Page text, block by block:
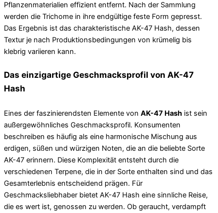
Pflanzenmaterialien effizient entfernt. Nach der Sammlung
werden die Trichome in ihre endgültige feste Form gepresst.
Das Ergebnis ist das charakteristische AK-47 Hash, dessen
Textur je nach Produktionsbedingungen von krümelig bis
klebrig variieren kann.
Das einzigartige Geschmacksprofil von AK-47
Hash
Eines der faszinierendsten Elemente von AK-47 Hash ist sein
außergewöhnliches Geschmacksprofil. Konsumenten
beschreiben es häufig als eine harmonische Mischung aus
erdigen, süßen und würzigen Noten, die an die beliebte Sorte
AK-47 erinnern. Diese Komplexität entsteht durch die
verschiedenen Terpene, die in der Sorte enthalten sind und das
Gesamterlebnis entscheidend prägen. Für
Geschmacksliebhaber bietet AK-47 Hash eine sinnliche Reise,
die es wert ist, genossen zu werden. Ob geraucht, verdampft